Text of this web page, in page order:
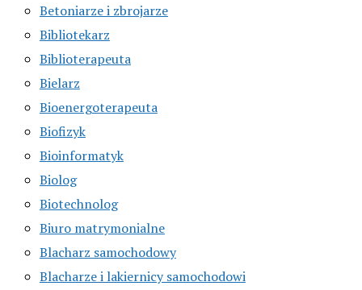
Betoniarze i zbrojarze
Bibliotekarz
Biblioterapeuta
Bielarz
Bioenergoterapeuta
Biofizyk
Bioinformatyk
Biolog
Biotechnolog
Biuro matrymonialne
Blacharz samochodowy
Blacharze i lakiernicy samochodowi